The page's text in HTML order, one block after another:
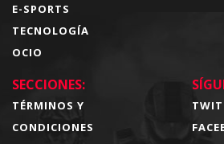
E-SPORTS
TECNOLOGÍA
OCIO
SECCIONES:
TÉRMINOS Y
CONDICIONES